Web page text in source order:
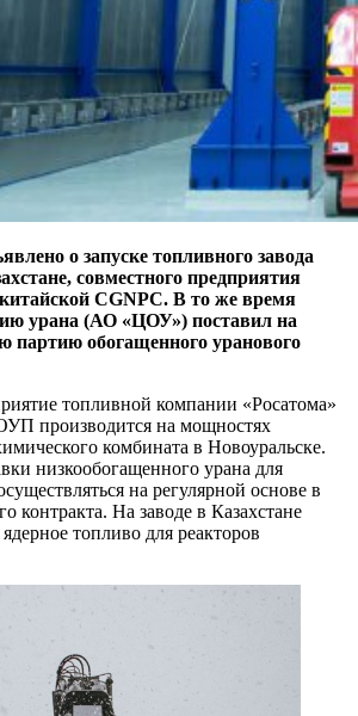
о запуске топливного завода
совместного предприятия
CGNPC. В то же время
урана (АО «ЦОУ») поставил на
партию обогащенного уранового
топливной компании «Росатома»
производится на мощностях
комбината в Новоуральске.
низкообогащенного урана для
на регулярной основе в
контракта. На заводе в Казахстане
топливо для реакторов